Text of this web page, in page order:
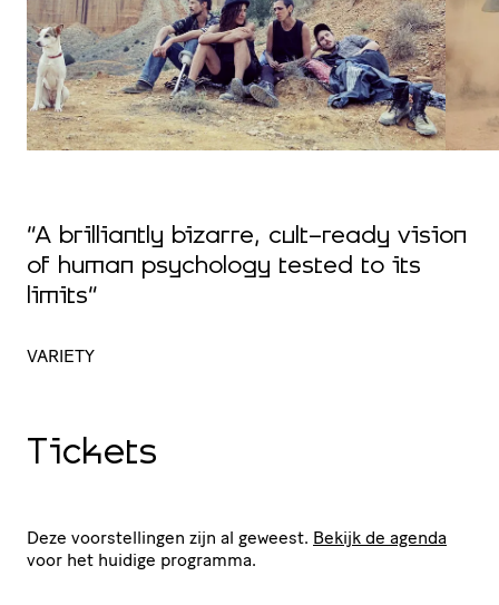
“A brilliantly bizarre, cult-ready vision
of human psychology tested to its
limits”
VARIETY
Tickets
Deze voorstellingen zijn al geweest. Bekijk de agenda
voor het huidige programma.